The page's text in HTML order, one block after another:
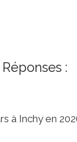
:
à Inchy en